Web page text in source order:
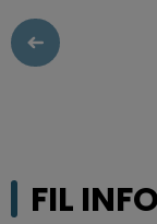
FIL INFO